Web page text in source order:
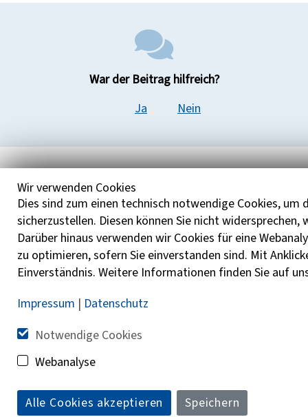
War der Beitrag hilfreich?
Ja
Nein
Möchten Sie den Beitrag teilen?
Wählen Sie ihren bevorzugten Kanal aus und klicken Sie
diesen zum Teilen an
Teilen auf WhatsApp
Wir verwenden Cookies
Dies sind zum einen technisch notwendige Cookies,
sicherzustellen. Diesen können Sie nicht widersprechen,
Darüber hinaus verwenden wir Cookies für eine
zu optimieren, sofern Sie einverstanden sind. Mit
Einverständnis. Weitere Informationen finden Sie auf
Impressum | Datenschutz
Notwendige Cookies
Webanalyse
Alle Cookies akzeptieren Speichern